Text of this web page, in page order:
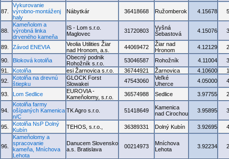
87.
Vykurovanie
výrobno-montáženj
haly
Nábytkár 36418668 Ružomberok 4.15678
88.
Kameňolom a
výrobná linka
drveného kameňa
IS - Lom s.r.o.
Maglovec
31720803
Vyšná
Šebastová
4.15076
89. Závod ENEVIA
Veolia Utilities Žiar
nad Hronom, a.s.
44069472
Žiar nad
Hronom
4.12129
90. Bloková kotolňa
Obecný podnik
Rohožník s.r.o.
53046587 Rohožník 4.11004
91.
Kotolňa esi Žarnovica s.r.o. 36744921 Žarnovica 4.10600
92.
Kotolňa na drevnú
štiepku
GLOCK Forst
Slowakei
47543060
Veľké
Uherce
4.05000
93. Lom Sedlice
EUROVIA -
Kameňolomy, s.r.o.
36574988 Sedlice 3.97755
94.
Kotolňa farmy
ošípaných Kamenica
n/C
TK Agro s.r.o. 51418649
Kamenica
nad Cirochou
3.95895
95.
Kotolňa NsP Dolný
Kubín
TEHOS, s.r.o., 36389331 Dolný Kubín 3.92695
96.
Kameňolomy a
spracovanie
kameňa, Mníchova
Lehota
Danucem Slovensko
a.s. Bratislava
00214973
Mníchova
Lehota
3.92234